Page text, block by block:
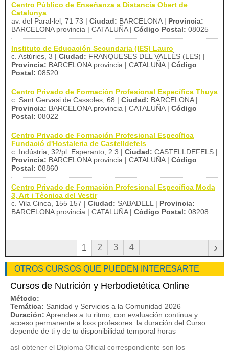
Centro Público de Enseñanza a Distancia Obert de
Catalunya
av. del Paral·lel, 71 73 | Ciudad: BARCELONA | Provincia:
BARCELONA provincia | CATALUÑA | Código Postal: 08025
Instituto de Educación Secundaria (IES) Lauro
c. Astúries, 3 | Ciudad: FRANQUESES DEL VALLÈS (LES) |
Provincia: BARCELONA provincia | CATALUÑA | Código
Postal: 08520
Centro Privado de Formación Profesional Específica Thuya
c. Sant Gervasi de Cassoles, 68 | Ciudad: BARCELONA |
Provincia: BARCELONA provincia | CATALUÑA | Código
Postal: 08022
Centro Privado de Formación Profesional Específica
Fundació d'Hostaleria de Castelldefels
c. Indústria, 32/pl. Esperanto, 2 3 | Ciudad: CASTELLDEFELS |
Provincia: BARCELONA provincia | CATALUÑA | Código
Postal: 08860
Centro Privado de Formación Profesional Específica Moda
3, Art i Tècnica del Vestir
c. Vila Cinca, 155 157 | Ciudad: SABADELL | Provincia:
BARCELONA provincia | CATALUÑA | Código Postal: 08208
1 2 3 4 ›
OTROS CURSOS QUE PUEDEN INTERESARTE
Cursos de Nutrición y Herbodietética Online
Método:
Temática: Sanidad y Servicios a la Comunidad 2026
Duración: Aprendes a tu ritmo, con evaluación continua y
acceso permanente a loss profesores: la duración del Curso
depende de ti y de tu disponibilidad temporal horas
así obtener el Diploma Oficial correspondiente son los